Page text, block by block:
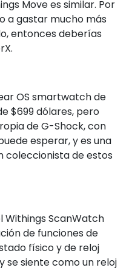
Move es similar. Por
a gastar mucho más
entonces deberías
OS smartwatch de
$699 dólares, pero
de G-Shock, con
esperar, y es una
coleccionista de estos
Withings ScanWatch
de funciones de
físico y de reloj
se siente como un reloj